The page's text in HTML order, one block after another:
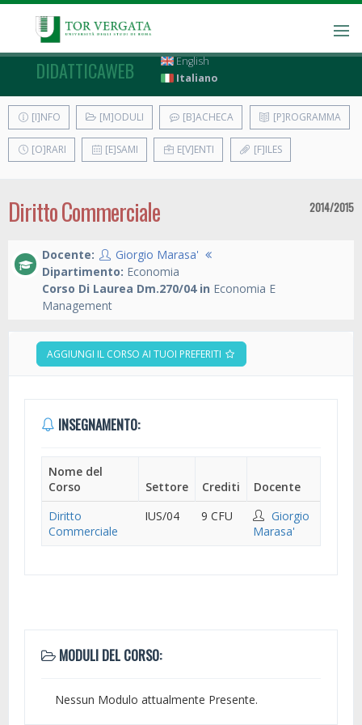
DIDATTICAWEB
English
Italiano
[I]NFO [M]ODULI [B]ACHECA [P]ROGRAMMA
[O]RARI [E]SAMI E[V]ENTI [F]ILES
Diritto Commerciale 2014/2015
Docente:
Giorgio Marasa'
Dipartimento: Economia
Corso Di Laurea Dm.270/04 in Economia E
Management
AGGIUNGI IL CORSO AI TUOI PREFERITI
INSEGNAMENTO:
Nome del
Corso
Settore Crediti
Docente
Diritto
Commerciale
IUS/04 9 CFU
Giorgio
Marasa'
MODULI DEL CORSO:
Nessun Modulo attualmente Presente.